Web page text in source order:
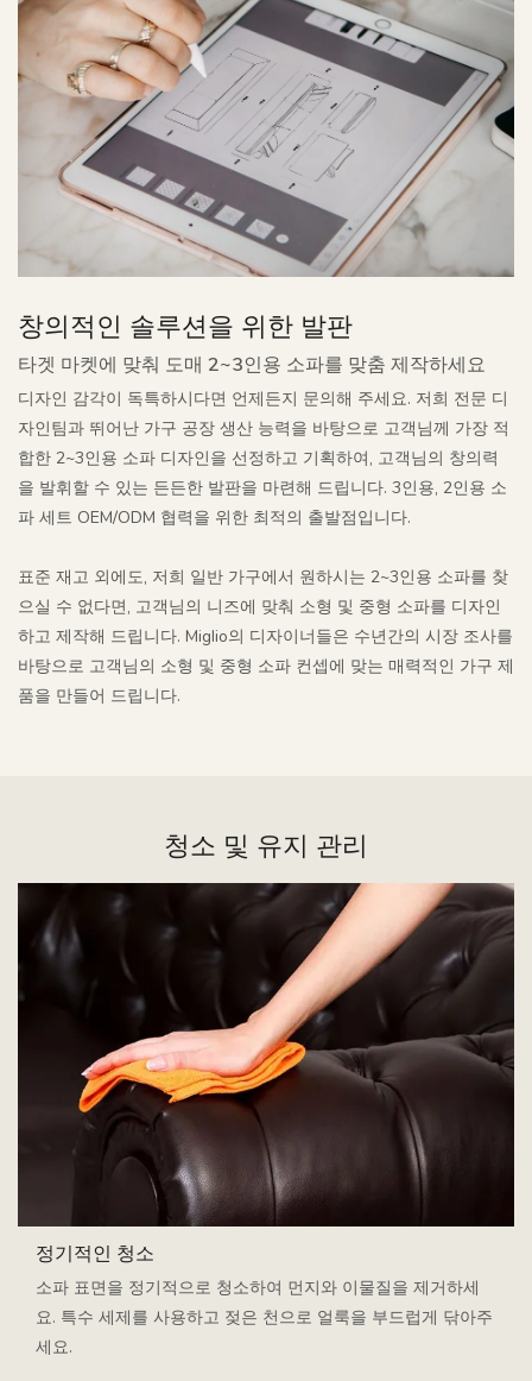
창의적인 솔루션을 위한 발판
타겟 마켓에 맞춰 도매 2~3인용 소파를 맞춤 제작하세요
디자인 감각이 독특하시다면 언제든지 문의해 주세요. 저희 전문 디
자인팀과 뛰어난 가구 공장 생산 능력을 바탕으로 고객님께 가장 적
합한 2~3인용 소파 디자인을 선정하고 기획하여, 고객님의 창의력
을 발휘할 수 있는 든든한 발판을 마련해 드립니다. 3인용, 2인용 소
파 세트 OEM/ODM 협력을 위한 최적의 출발점입니다.
표준 재고 외에도, 저희 일반 가구에서 원하시는 2~3인용 소파를 찾
으실 수 없다면, 고객님의 니즈에 맞춰 소형 및 중형 소파를 디자인
하고 제작해 드립니다. Miglio의 디자이너들은 수년간의 시장 조사를
바탕으로 고객님의 소형 및 중형 소파 컨셉에 맞는 매력적인 가구 제
품을 만들어 드립니다.
청소 및 유지 관리
정기적인 청소
소파 표면을 정기적으로 청소하여 먼지와 이물질을 제거하세
요. 특수 세제를 사용하고 젖은 천으로 얼룩을 부드럽게 닦아주
세요.